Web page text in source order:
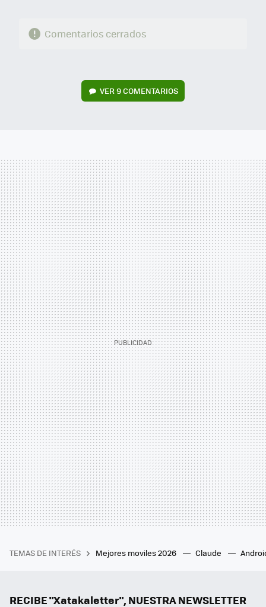
Comentarios cerrados
VER9 COMENTARIOS
TEMAS DE INTERÉS Mejores moviles 2026 Claude
RECIBE "Xatakaletter", NUESTRA NEWSLETTER